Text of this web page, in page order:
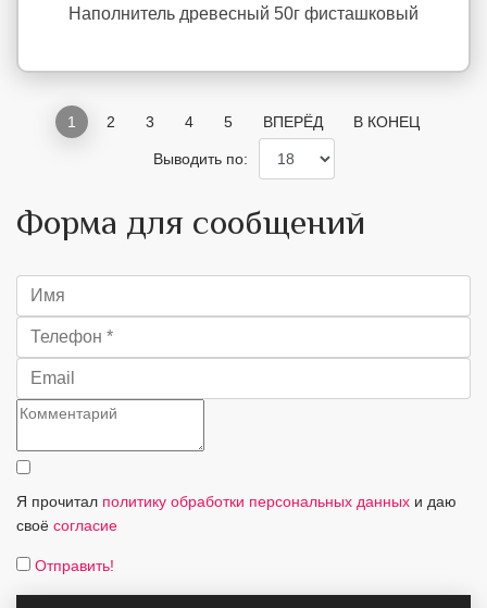
Наполнитель древесный 50г фисташковый
1 2 3 4 5 ВПЕРЁД В КОНЕЦ
Выводить по:
Форма для сообщений
Я прочитал политику обработки персональных данных и даю
своё согласие
Отправить!